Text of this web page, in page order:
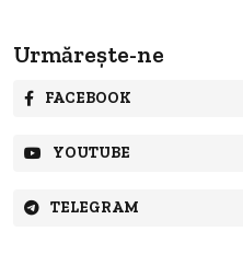
Urmărește-ne
FACEBOOK
YOUTUBE
TELEGRAM